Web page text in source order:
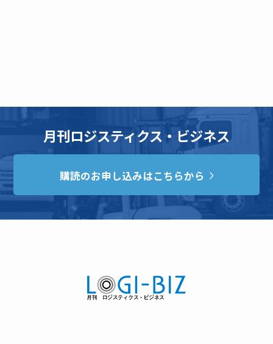
月刊ロジスティクス・ビジネス
購読のお申し込みはこちらから